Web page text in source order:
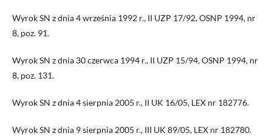
Wyrok SN z dnia 4 września 1992 r., II UZP 17/92, OSNP 1994, nr
8, poz. 91.
Wyrok SN z dnia 30 czerwca 1994 r., II UZP 15/94, OSNP 1994, nr
8, poz. 131.
Wyrok SN z dnia 4 sierpnia 2005 r., II UK 16/05, LEX nr 182776.
Wyrok SN z dnia 9 sierpnia 2005 r., III UK 89/05, LEX nr 182780.